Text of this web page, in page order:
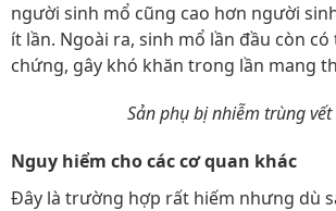
người sinh mổ cũng cao hơn người
ít lần. Ngoài ra, sinh mổ lần đầu còn có
chứng, gây khó khăn trong lần mang
Sản phụ bị nhiễm trùng
Nguy hiểm cho các cơ quan khác
Đây là trường hợp rất hiếm nhưng dù